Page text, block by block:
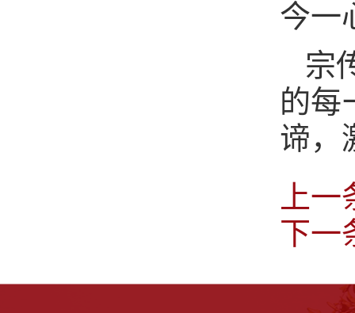
今一
宗
的每
谛，
上
下一